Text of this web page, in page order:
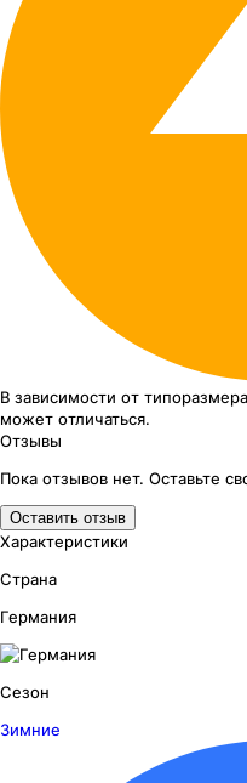
В зависимости от типоразмера
может отличаться.
Отзывы
Пока отзывов нет. Оставьте
Оставить отзыв
Характеристики
Страна
Германия
Сезон
Зимние